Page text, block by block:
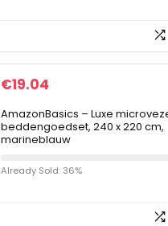
€19.04
AmazonBasics – Luxe
beddengoedset, 240 x 220 cm,
marineblauw
Already Sold: 36%